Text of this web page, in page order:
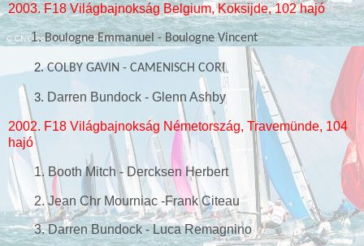
2003. F18 Világbajnokság Belgium, Koksijde, 102 hajó
1.Boulogne Emmanuel - Boulogne Vincent
2.COLBY GAVIN - CAMENISCH CORI
3. Darren Bundock - Glenn Ashby
2002. F18 Világbajnokság Németország, Travemünde, 104
hajó
1. Booth Mitch - Dercksen Herbert
2. Jean Chr Mourniac -Frank Citeau
3. Darren Bundock - Luca Remagnino